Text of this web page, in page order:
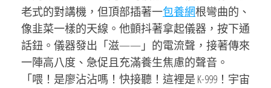
老式的對講機，但頂部插著一包養網根彎曲的、
像韭菜一樣的天線。他顫抖著拿起儀器，按下通
話鈕。儀器發出「滋——」的電流聲，接著傳來
一陣高八度、急促且充滿養生焦慮的聲音。
「喂！是廖沾沾嗎！快接聽！這裡是 K-999！宇宙